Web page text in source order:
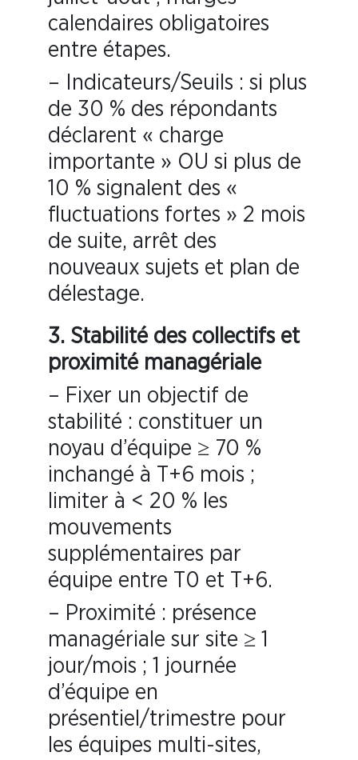
calendaires obligatoires
entre étapes.
– Indicateurs/Seuils : si plus
de 30 % des répondants
déclarent « charge
importante » OU si plus de
10 % signalent des «
fluctuations fortes » 2 mois
de suite, arrêt des
nouveaux sujets et plan de
délestage.
3. Stabilité des collectifs et
proximité managériale
– Fixer un objectif de
stabilité : constituer un
noyau d’équipe ≥ 70 %
inchangé à T+6 mois ;
limiter à < 20 % les
mouvements
supplémentaires par
équipe entre T0 et T+6.
– Proximité : présence
managériale sur site ≥ 1
jour/mois ; 1 journée
d’équipe en
présentiel/trimestre pour
les équipes multi-sites,